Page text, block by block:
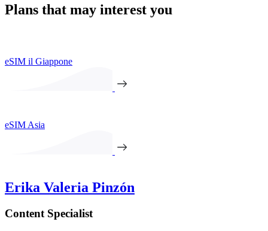
Plans that may interest you
eSIM il Giappone
eSIM Asia
Erika Valeria Pinzón
Content Specialist